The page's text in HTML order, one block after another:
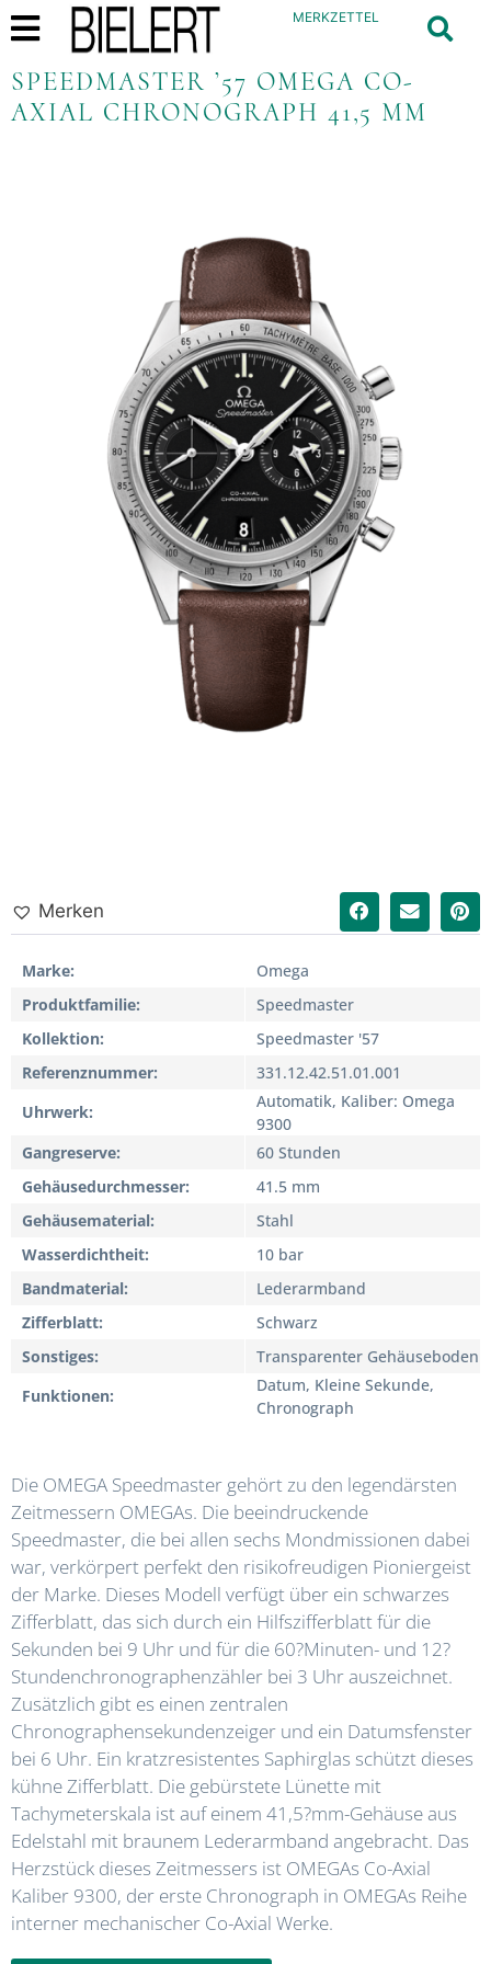
MERKZETTEL
SPEEDMASTER ’57 OMEGA CO-
AXIAL CHRONOGRAPH 41,5 MM
Merken
Marke
Omega
Produktfamilie
Speedmaster
Kollektion
Speedmaster '57
Referenznummer
331.12.42.51.01.001
Uhrwerk
Automatik, Kaliber: Omega
9300
Gangreserve
60 Stunden
Gehäusedurchmesser
41.5 mm
Gehäusematerial
Stahl
Wasserdichtheit
10 bar
Bandmaterial
Lederarmband
Zifferblatt
Schwarz
Sonstiges
Transparenter Gehäuseboden
Funktionen
Datum, Kleine Sekunde,
Chronograph
Die OMEGA Speedmaster gehört zu den legendärsten
Zeitmessern OMEGAs. Die beeindruckende
Speedmaster, die bei allen sechs Mondmissionen dabei
war, verkörpert perfekt den risikofreudigen Pioniergeist
der Marke. Dieses Modell verfügt über ein schwarzes
Zifferblatt, das sich durch ein Hilfszifferblatt für die
Sekunden bei 9 Uhr und für die 60?Minuten- und 12?
Stundenchronographenzähler bei 3 Uhr auszeichnet.
Zusätzlich gibt es einen zentralen
Chronographensekundenzeiger und ein Datumsfenster
bei 6 Uhr. Ein kratzresistentes Saphirglas schützt dieses
kühne Zifferblatt. Die gebürstete Lünette mit
Tachymeterskala ist auf einem 41,5?mm-Gehäuse aus
Edelstahl mit braunem Lederarmband angebracht. Das
Herzstück dieses Zeitmessers ist OMEGAs Co-Axial
Kaliber 9300, der erste Chronograph in OMEGAs Reihe
interner mechanischer Co-Axial Werke.